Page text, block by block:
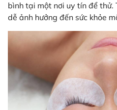
bình tại một nơi uy tín để thử.
dễ ảnh hưởng đến sức khỏe